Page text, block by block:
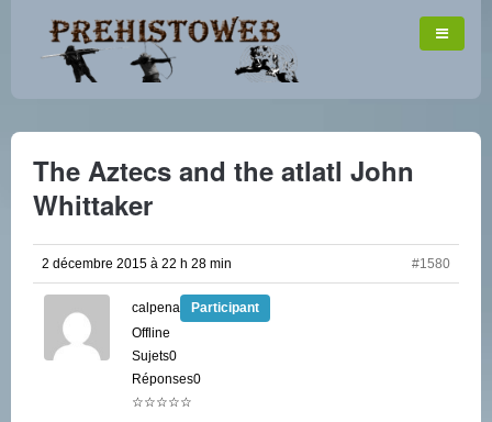
The Aztecs and the atlatl John
Whittaker
2 décembre 2015 à 22 h 28 min #1580
calpena
Participant
Offline
Sujets0
Réponses0
☆☆☆☆☆